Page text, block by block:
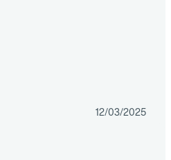
12/03/2025